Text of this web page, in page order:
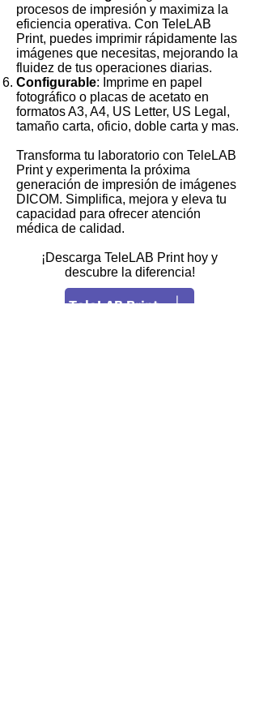
procesos de impresión y maximiza la
eficiencia operativa. Con TeleLAB
Print, puedes imprimir rápidamente las
imágenes que necesitas, mejorando la
fluidez de tus operaciones diarias.
Configurable: Imprime en papel
fotográfico o placas de acetato en
formatos A3, A4, US Letter, US Legal,
tamaño carta, oficio, doble carta y mas.
Transforma tu laboratorio con TeleLAB
Print y experimenta la próxima
generación de impresión de imágenes
DICOM. Simplifica, mejora y eleva tu
capacidad para ofrecer atención
médica de calidad.
¡Descarga TeleLAB Print hoy y
descubre la diferencia!
TeleLAB Print